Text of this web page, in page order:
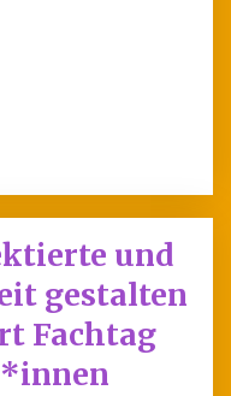
und
gestalten
Fachtag